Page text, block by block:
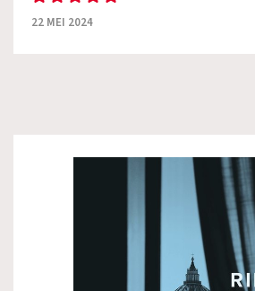
22 MEI 2024